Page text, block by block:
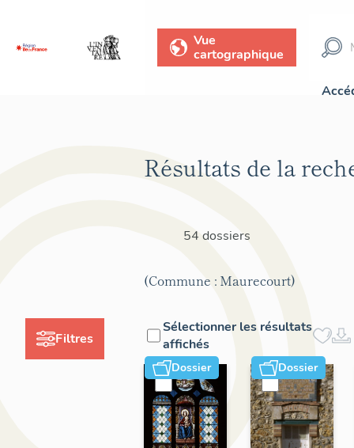
Vue
cartographique
Filtres
Résultats de la
54 dossiers
(Commune : Maurecourt)
Sélectionner les résultats
affichés
Dossier Dossier